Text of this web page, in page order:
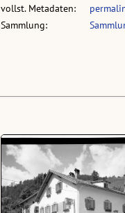
vollst. Metadaten:
Sammlung: